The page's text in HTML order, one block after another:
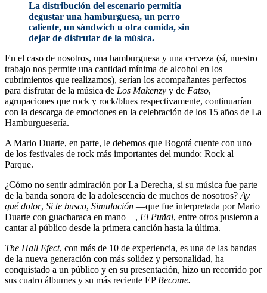
La distribución del escenario permitía
degustar una hamburguesa, un perro
caliente, un sándwich u otra comida, sin
dejar de disfrutar de la música.
En el caso de nosotros, una hamburguesa y una cerveza (sí, nuestro
trabajo nos permite una cantidad mínima de alcohol en los
cubrimientos que realizamos), serían los acompañantes perfectos
para disfrutar de la música de Los Makenzy y de Fatso,
agrupaciones que rock y rock/blues respectivamente, continuarían
con la descarga de emociones en la celebración de los 15 años de La
Hamburguesería.
A Mario Duarte, en parte, le debemos que Bogotá cuente con uno
de los festivales de rock más importantes del mundo: Rock al
Parque.
¿Cómo no sentir admiración por La Derecha, si su música fue parte
de la banda sonora de la adolescencia de muchos de nosotros? Ay
qué dolor, Si te busco, Simulación —que fue interpretada por Mario
Duarte con guacharaca en mano—, El Puñal, entre otros pusieron a
cantar al público desde la primera canción hasta la última.
The Hall Efect, con más de 10 de experiencia, es una de las bandas
de la nueva generación con más solidez y personalidad, ha
conquistado a un público y en su presentación, hizo un recorrido por
sus cuatro álbumes y su más reciente EP Become.